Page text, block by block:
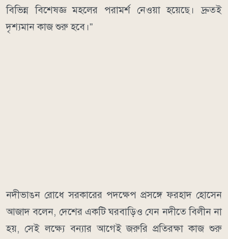
বিভিন্ন বিশেষজ্ঞ মহলের পরামর্শ নেওয়া হয়েছে। দ্রুতই
দৃশ্যমান কাজ শুরু হবে।”
নদীভাঙন রোধে সরকারের পদক্ষেপ প্রসঙ্গে ফরহাদ হোসেন
আজাদ বলেন, দেশের একটি ঘরবাড়িও যেন নদীতে বিলীন না
হয়, সেই লক্ষ্যে বন্যার আগেই জরুরি প্রতিরক্ষা কাজ শুরু